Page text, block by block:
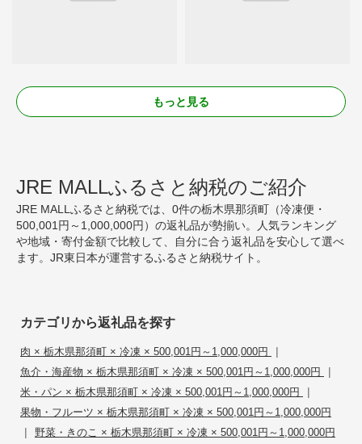
もっと見る
JRE MALLふるさと納税のご紹介
JRE MALLふるさと納税では、0件の栃木県那須町（冷凍便・
500,001円～1,000,000円）の返礼品が勢揃い。人気ランキング
や地域・寄付金額で比較して、自分に合う返礼品を安心して選べ
ます。JR東日本が運営するふるさと納税サイト。
カテゴリから返礼品を探す
肉 × 栃木県那須町 × 冷凍 × 500,001円～1,000,000円 |
魚介・海産物 × 栃木県那須町 × 冷凍 × 500,001円～1,000,000円 |
米・パン × 栃木県那須町 × 冷凍 × 500,001円～1,000,000円 |
果物・フルーツ × 栃木県那須町 × 冷凍 × 500,001円～1,000,000円
| 野菜・きのこ × 栃木県那須町 × 冷凍 × 500,001円～1,000,000円